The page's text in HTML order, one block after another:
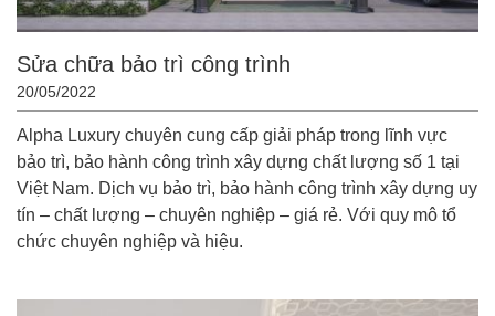
Sửa chữa bảo trì công trình
20/05/2022
Alpha Luxury chuyên cung cấp giải pháp trong lĩnh vực
bảo trì, bảo hành công trình xây dựng chất lượng số 1 tại
Việt Nam. Dịch vụ bảo trì, bảo hành công trình xây dựng uy
tín – chất lượng – chuyên nghiệp – giá rẻ. Với quy mô tổ
chức chuyên nghiệp và hiệu.